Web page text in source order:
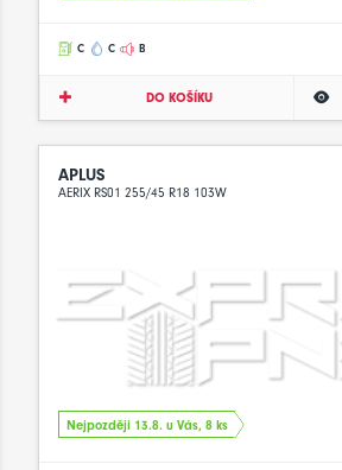
C C B
DO KOŠÍKU
APLUS
AERIX RS01 255/45 R18 103W
Nejpozději 13.8. u Vás, 8 ks